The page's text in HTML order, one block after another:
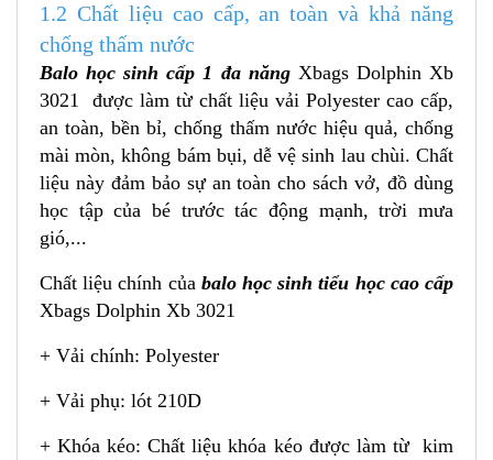
1.2 Chất liệu cao cấp, an toàn và khả năng
chống thấm nước
Balo học sinh cấp 1 đa năng Xbags Dolphin Xb
3021
được làm từ chất liệu vải Polyester cao cấp,
an toàn, bền bỉ, chống thấm nước hiệu quả, chống
mài mòn, không bám bụi, dễ vệ sinh lau chùi. Chất
liệu này đảm bảo sự an toàn cho sách vở, đồ dùng
học tập của bé trước tác động mạnh, trời mưa
gió,...
Chất liệu chính của balo học sinh tiểu học cao cấp
Xbags Dolphin Xb 3021
+ Vải chính: Polyester
+ Vải phụ: lót 210D
+ Khóa kéo: Chất liệu khóa kéo được làm từ kim